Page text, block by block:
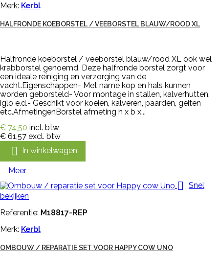
Merk: Kerbl
HALFRONDE KOEBORSTEL / VEEBORSTEL BLAUW/ROOD XL
Halfronde koeborstel / veeborstel blauw/rood XL ook wel
krabborstel genoemd. Deze halfronde borstel zorgt voor
een ideale reiniging en verzorging van de
vacht.Eigenschappen- Met name kop en hals kunnen
worden geborsteld- Voor montage in stallen, kalverhutten,
iglo e.d.- Geschikt voor koeien, kalveren, paarden, geiten
etc.AfmetingenBorstel afmeting h x b x...
€ 74,50 incl. btw
€ 61,57 excl. btw
 In winkelwagen
Meer
 Snel
bekijken
Referentie: M18817-REP
Merk: Kerbl
OMBOUW / REPARATIE SET VOOR HAPPY COW UNO